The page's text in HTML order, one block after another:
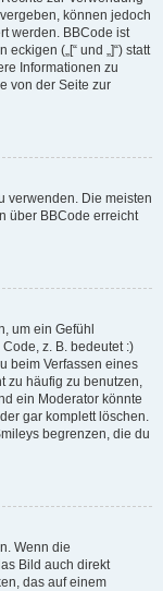
können jedoch
werden. BBCode ist
(„[“ und „]“) statt
Informationen zu
von der Seite zur
verwenden. Die meisten
über BBCode erreicht
um ein Gefühl
z. B. bedeutet :)
beim Verfassen eines
zu häufig zu benutzen,
ein Moderator könnte
gar komplett löschen.
begrenzen, die du
Wenn die
Bild auch direkt
das auf einem